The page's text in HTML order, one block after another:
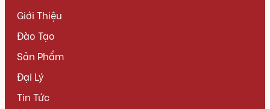
Giới Thiệu
Đào Tạo
Sản Phẩm
Đại Lý
Tin Tức